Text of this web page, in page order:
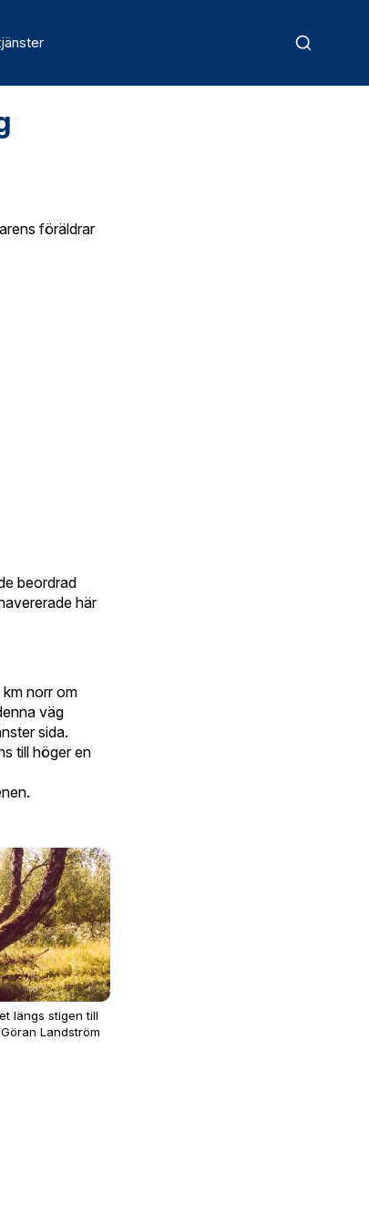
föräldrar
beordrad
här
norr om
väg
sida.
till höger en
längs stigen till
Landström